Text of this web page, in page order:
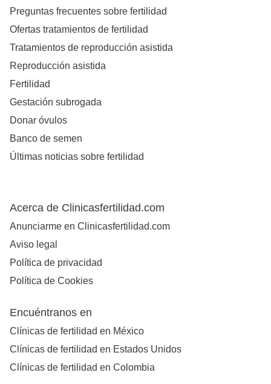
Preguntas frecuentes sobre fertilidad
Ofertas tratamientos de fertilidad
Tratamientos de reproducción asistida
Reproducción asistida
Fertilidad
Gestación subrogada
Donar óvulos
Banco de semen
Últimas noticias sobre fertilidad
Acerca de Clinicasfertilidad.com
Anunciarme en Clinicasfertilidad.com
Aviso legal
Política de privacidad
Política de Cookies
Encuéntranos en
Clínicas de fertilidad en México
Clínicas de fertilidad en Estados Unidos
Clínicas de fertilidad en Colombia